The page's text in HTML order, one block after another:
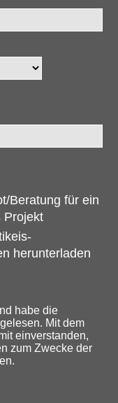
Beratung für ein
Projekt
herunterladen
habe die
gelesen. Mit dem
einverstanden,
zum Zwecke der